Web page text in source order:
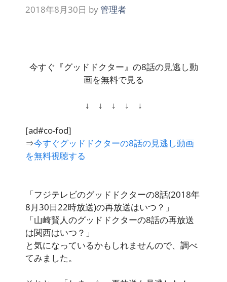
2018年8月30日 by管理者
今すぐ『グッドドクター』の8話の見逃し動
画を無料で見る
↓ ↓ ↓ ↓ ↓
[ad#co-fod]
⇒今すぐグッドドクターの8話の見逃し動画
を無料視聴する
「フジテレビのグッドドクターの8話(2018年
8月30日22時放送)の再放送はいつ？」
「山崎賢人のグッドドクターの8話の再放送
は関西はいつ？」
と気になっているかもしれませんので、調べ
てみました。